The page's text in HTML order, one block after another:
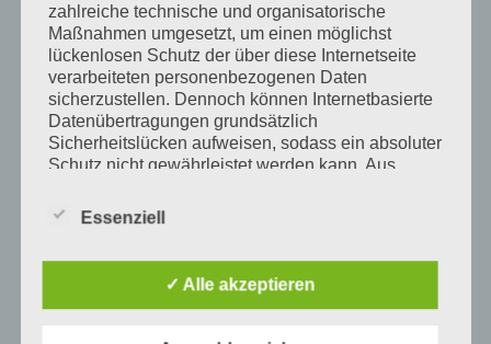
Mitarbeiterführung lernen
offenes Seminar Allgäu
Organisation
Resilienz Seminar Führungskräfte
Ressourcen
Selbstcoaching
Selbstführung
Selbstmanagement
Seminare
Seminar Klarheit und innere Stärke
Silo Denken
Unternehmen
Vertrauen
Vertrauen beginnt immer bei der Führungskraft
zusammen arbeiten
zahlreiche technische und organisatorische
Maßnahmen umgesetzt, um einen möglichst
lückenlosen Schutz der über diese Internetseite
verarbeiteten personenbezogenen Daten
sicherzustellen. Dennoch können Internetbasierte
Datenübertragungen grundsätzlich
Sicherheitslücken aufweisen, sodass ein absoluter
Schutz nicht gewährleistet werden kann. Aus
frei, personenbezogene Daten auch auf
alternativen Wegen, beispielsweise telefonisch, an
Essenziell
✓ Alle akzeptieren